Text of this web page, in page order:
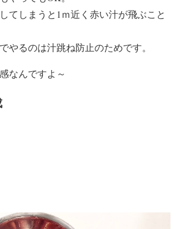
てしまうと1ｍ近く赤い汁が飛ぶこと
やるのは汁跳ね防止のためです。
なんですよ～